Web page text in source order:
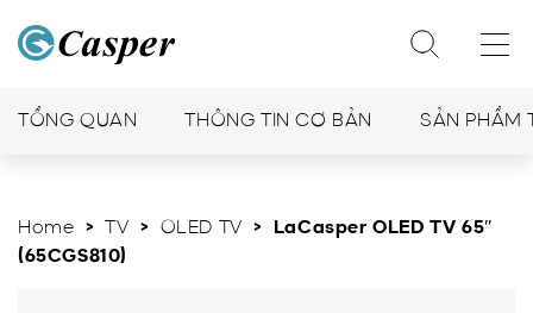
TỔNG QUAN THÔNG TIN CƠ BẢN SẢN PHẨM
Home > TV > OLED TV > LaCasper OLED TV 65″
(65CGS810)